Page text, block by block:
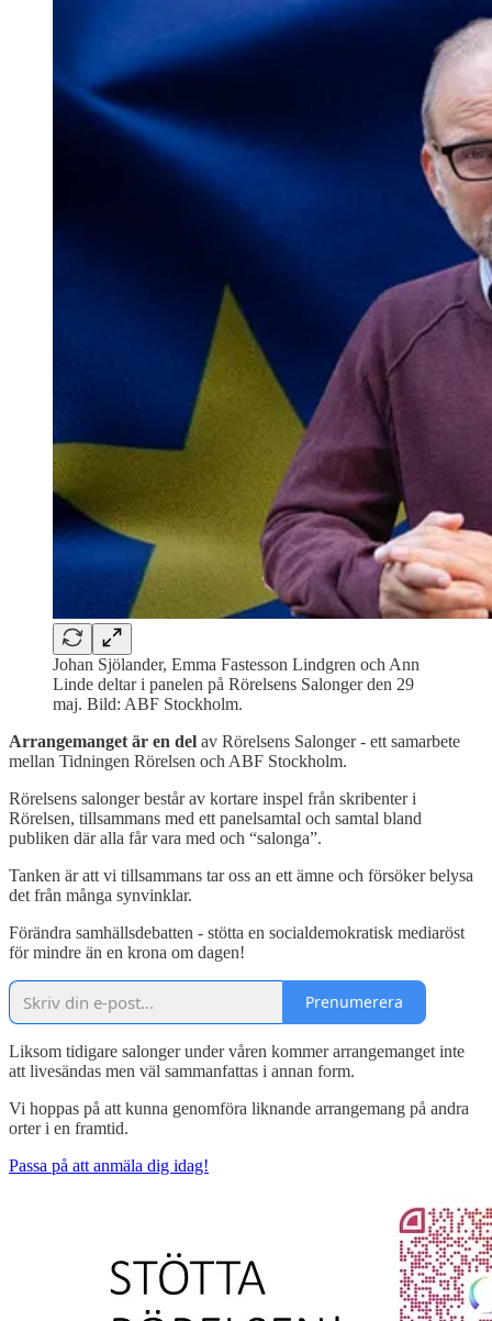
Johan Sjölander, Emma Fastesson Lindgren och Ann
Linde deltar i panelen på Rörelsens Salonger den 29
maj. Bild: ABF Stockholm.
Arrangemanget är en del av Rörelsens Salonger - ett samarbete
mellan Tidningen Rörelsen och ABF Stockholm.
Rörelsens salonger består av kortare inspel från skribenter i
Rörelsen, tillsammans med ett panelsamtal och samtal bland
publiken där alla får vara med och “salonga”.
Tanken är att vi tillsammans tar oss an ett ämne och försöker belysa
det från många synvinklar.
Förändra samhällsdebatten - stötta en socialdemokratisk mediaröst
för mindre än en krona om dagen!
Prenumerera
Liksom tidigare salonger under våren kommer arrangemanget inte
att livesändas men väl sammanfattas i annan form.
Vi hoppas på att kunna genomföra liknande arrangemang på andra
orter i en framtid.
Passa på att anmäla dig idag!